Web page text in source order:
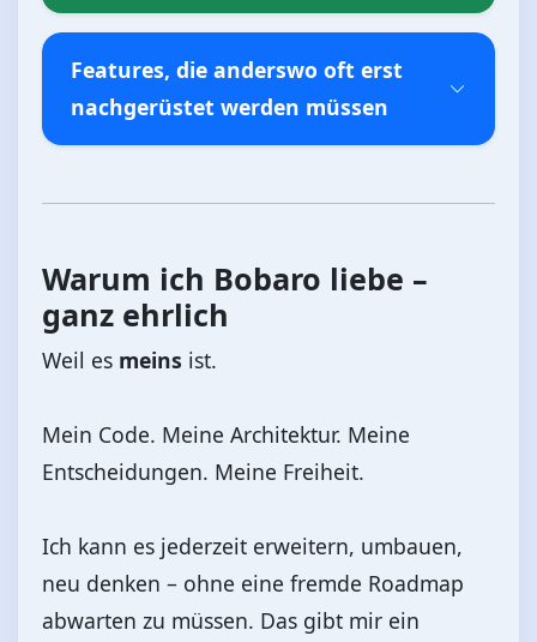
Features, die anderswo oft erst
nachgerüstet werden müssen
Warum ich Bobaro liebe –
ganz ehrlich
Weil es meins ist.
Mein Code. Meine Architektur. Meine
Entscheidungen. Meine Freiheit.
Ich kann es jederzeit erweitern, umbauen,
neu denken – ohne eine fremde Roadmap
abwarten zu müssen. Das gibt mir ein